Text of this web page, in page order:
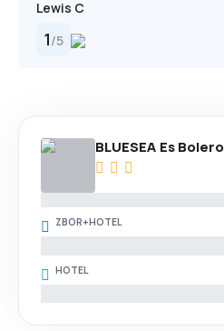
Lewis C
1/5
BLUESEA Es Bolero
ZBOR+HOTEL
HOTEL